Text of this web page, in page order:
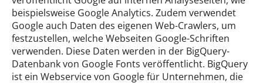
beispielsweise Google Analytics. Zudem verwendet
Google auch Daten des eigenen Web-Crawlers, um
festzustellen, welche Webseiten Google-Schriften
verwenden. Diese Daten werden in der BigQuery-
Datenbank von Google Fonts veröffentlicht. BigQuery
ist ein Webservice von Google für Unternehmen, die